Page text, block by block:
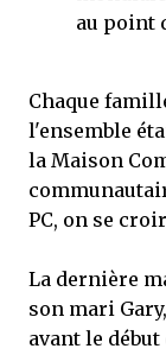
au point
Chaque
l'ensemble
la Maison
PC, on se
La dernière
son mari
avant le